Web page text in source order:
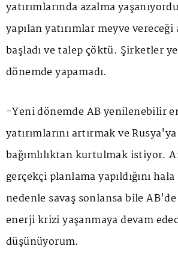
yatırımlarında azalma
yapılan yatırımlar meyve
başladı ve talep çöktü. Şirketler
dönemde yapamadı.
-Yeni dönemde AB yenilenebilir
yatırımlarını artırmak ve
bağımlılıktan kurtulmak istiyor.
gerçekçi planlama yapıldığını
nedenle savaş sonlansa bile
enerji krizi yaşanmaya devam
düşünüyorum.